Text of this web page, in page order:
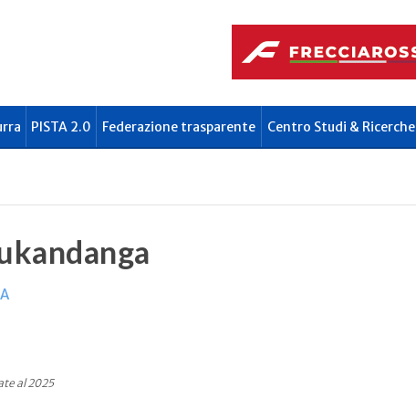
PISTA 2.0 Federazione trasparente Centro Studi & Ricerche
al 2025